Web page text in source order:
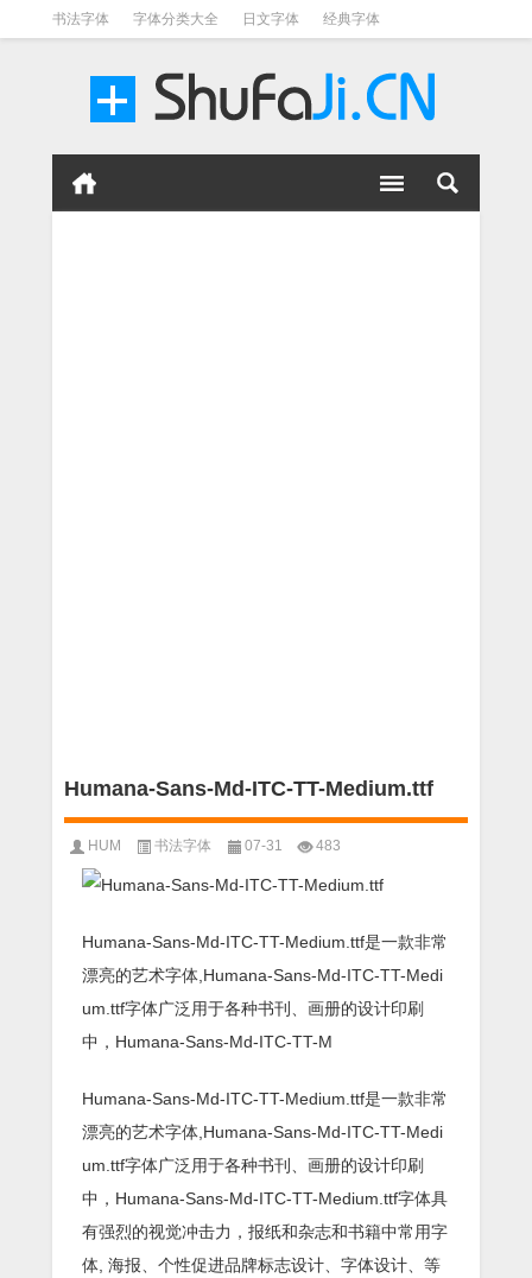
书法字体 字体分类大全 日文字体 经典字体
Humana-Sans-Md-ITC-TT-Medium.ttf
HUM 书法字体 07-31 483
Humana-Sans-Md-ITC-TT-Medium.ttf是一款非常
漂亮的艺术字体,Humana-Sans-Md-ITC-TT-Medi
um.ttf字体广泛用于各种书刊、画册的设计印刷
中，Humana-Sans-Md-ITC-TT-M
Humana-Sans-Md-ITC-TT-Medium.ttf是一款非常
漂亮的艺术字体,Humana-Sans-Md-ITC-TT-Medi
um.ttf字体广泛用于各种书刊、画册的设计印刷
中，Humana-Sans-Md-ITC-TT-Medium.ttf字体具
有强烈的视觉冲击力，报纸和杂志和书籍中常用字
体, 海报、个性促进品牌标志设计、字体设计、等